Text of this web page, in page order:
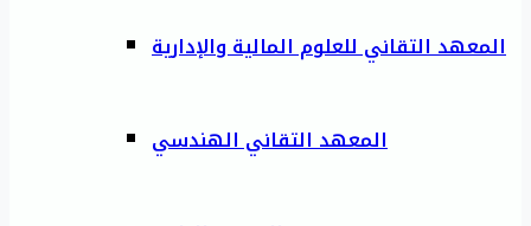
المعهد التقاني للعلوم المالية والإدارية
المعهد التقاني الهندسي